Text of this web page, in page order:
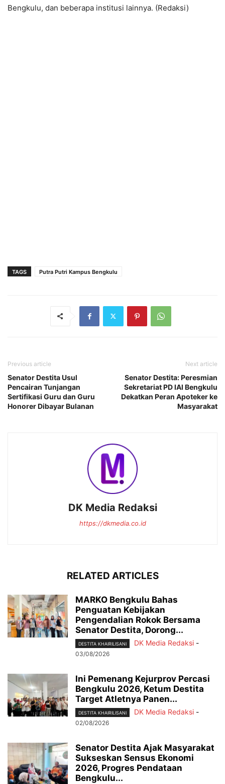
Bengkulu, dan beberapa institusi lainnya. (Redaksi)
TAGS Putra Putri Kampus Bengkulu
Previous article
Senator Destita Usul
Pencairan Tunjangan
Sertifikasi Guru dan Guru
Honorer Dibayar Bulanan
Next article
Senator Destita: Peresmian
Sekretariat PD IAI Bengkulu
Dekatkan Peran Apoteker ke
Masyarakat
DK Media Redaksi
https://dkmedia.co.id
RELATED ARTICLES
MARKO Bengkulu Bahas
Penguatan Kebijakan
Pengendalian Rokok Bersama
Senator Destita, Dorong...
DESTITA KHAIRILISANI DK Media Redaksi -
03/08/2026
Ini Pemenang Kejurprov Percasi
Bengkulu 2026, Ketum Destita
Target Atletnya Panen...
DESTITA KHAIRILISANI DK Media Redaksi -
02/08/2026
Senator Destita Ajak Masyarakat
Sukseskan Sensus Ekonomi
2026, Progres Pendataan
Bengkulu...